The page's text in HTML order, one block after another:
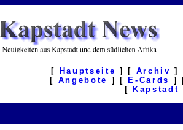
[ Hauptseite ] [ Archiv ]
[ Angebote ] [ E-Cards ]
[
Kapstadt